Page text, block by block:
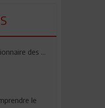
des ...
le